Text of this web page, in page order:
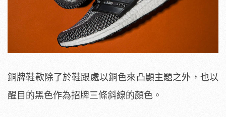
銅牌鞋款除了於鞋跟處以銅色來凸顯主題之外，也以
醒目的黑色作為招牌三條斜線的顏色。